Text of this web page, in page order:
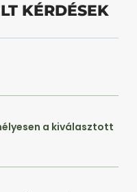
KÉRDÉSEK
a kiválasztott